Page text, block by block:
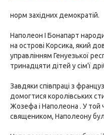
норм західних демократій.
Наполеон I Бонапарт
на острові Корсика, який
управлінням Генуезької
тринадцяти дітей у сім'ї
Завдяки співпраці з
домогтися королівських
Жозефа і Наполеона . У той
священиком, Наполеону